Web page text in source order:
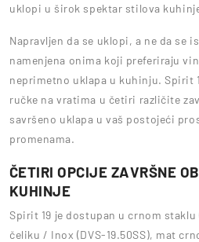
uklopi u širok spektar stilova
Napravljen da se uklopi, a ne da se
namenjena onima koji preferiraju
neprimetno uklapa u kuhinju. Spirit
ručke na vratima u četiri različite
savršeno uklapa u vaš postojeći
promenama.
ČETIRI OPCIJE ZAVRŠNE
KUHINJE
Spirit 19 je dostupan u crnom staklu
čeliku / Inox (DVS-19.50SS), mat